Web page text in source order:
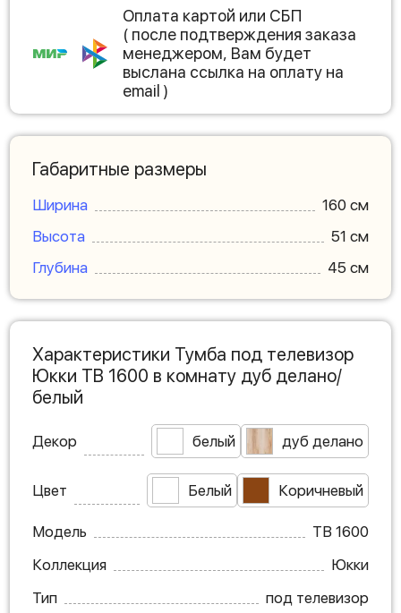
Оплата картой или СБП
( после подтверждения заказа
менеджером, Вам будет
выслана ссылка на оплату на
email )
Габаритные размеры
Ширина
160 см
Высота
51 см
Глубина
45 см
Характеристики Тумба под телевизор
Юкки ТВ 1600 в комнату дуб делано/
белый
Декор белый дуб делано
Цвет Белый Коричневый
Модель
ТВ 1600
Коллекция
Юкки
Тип
под телевизор